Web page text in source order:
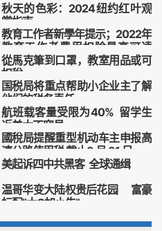
秋天的色彩：2024纽约红叶观
赏指南
秋天的色彩：2024纽约红叶观赏指南
教育工作者新學年提示；2022年
教育工作者費用扣除最高可達
300美元
2022年 教育工作者
費用扣除
最高
從馬克筆到口罩，教室用品或可
扣稅
教育 扣除 費用 稅
国税局将重点帮助小企业主了解
他们的税务责任
全美小商家周 税务 抵免优惠
航班载客量受限为40% 留学生
返美太不容易
留学生 航班 返美 机票
國稅局提醒重型机动车主申报高
速公路使用税 截止8 月 31 日
重型机动车报税 美國国税局
美起诉四中共黑客 全球通缉
黑客攻击 朱允敏
吴淑荣
丁晓阳
温哥华变大陆权贵后花园 富豪
标配“大G加小牛”
温哥华 大陆权贵 加拿大留学生